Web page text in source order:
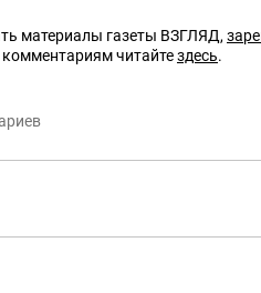
материалы газеты ВЗГЛЯД,
читайтездесь.